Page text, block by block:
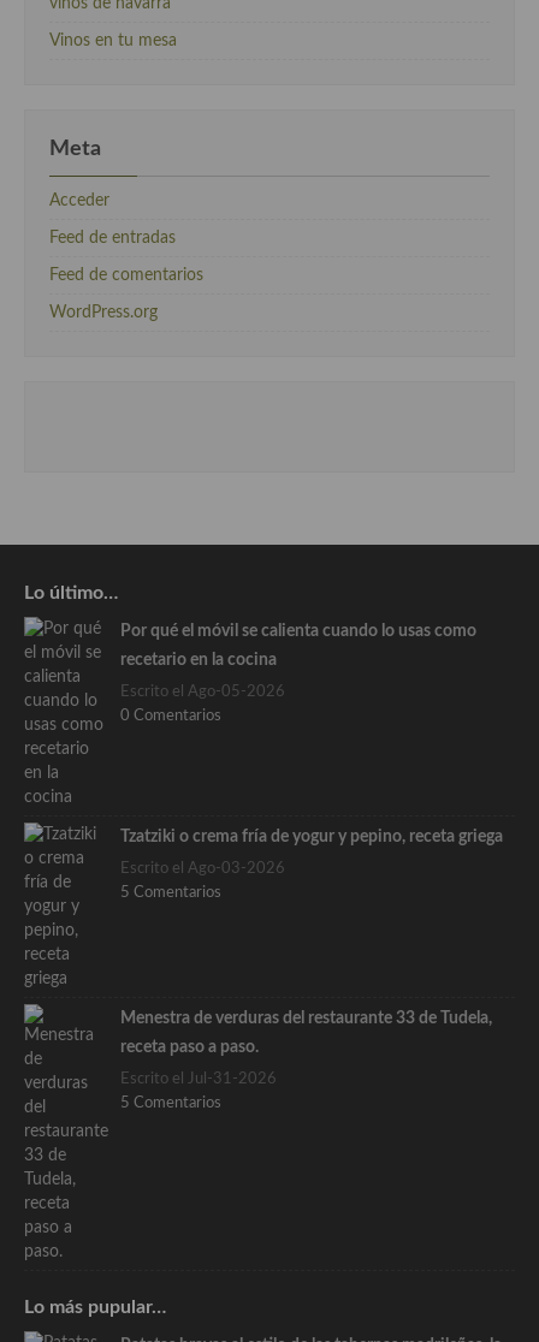
Vinos en tu mesa
Meta
Acceder
Feed de entradas
Feed de comentarios
WordPress.org
Lo último…
Por qué el móvil se calienta cuando lo usas como
recetario en la cocina
Escrito el Ago-05-2026
0 Comentarios
Tzatziki o crema fría de yogur y pepino, receta griega
Escrito el Ago-03-2026
5 Comentarios
Menestra de verduras del restaurante 33 de Tudela,
receta paso a paso.
Escrito el Jul-31-2026
5 Comentarios
Lo más pupular…